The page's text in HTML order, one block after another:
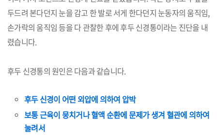
두드려 본다던지 눈을 감고 한 발로 서게 한다던지 눈동자의 움직임,
손가락의 움직임 등을 다 관찰한 후에 후두 신경통이라는 진단을 내
렸습니다.
후두 신경통의 원인은 다음과 같습니다.
후두 신경이 어떤 외압에 의하여 압박
보통 근육이 뭉치거나 혈액 순환에 문제가 생겨 혈관에 의하여
눌려서